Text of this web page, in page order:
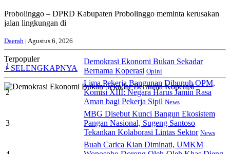
Probolinggo – DPRD Kabupaten Probolinggo meminta kerusakan
jalan lingkungan di
Daerah | Agustus 6, 2026
Terpopuler
+ SELENGKAPNYA
1
Demokrasi Ekonomi Bukan Sekadar
Bernama Koperasi Opini
2
Lima Pekerja Bangunan Dibunuh OPM,
Komisi XIII: Negara Harus Jamin Rasa
Aman bagi Pekerja Sipil News
3
MBG Disebut Kunci Bangun Ekosistem
Pangan Nasional, Sugeng Santoso
Tekankan Kolaborasi Lintas Sektor News
Buah Carica Kian Diminati, UMKM